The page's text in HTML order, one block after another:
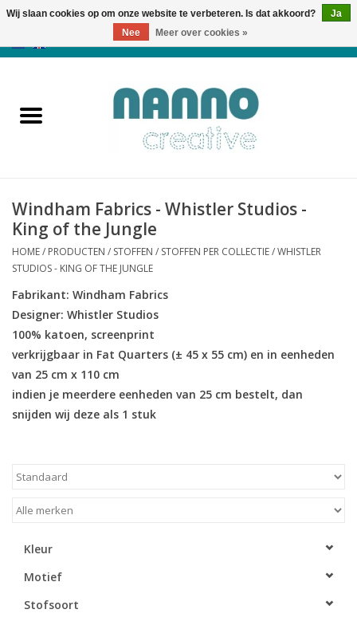
Producten
Nieuws
Herfst & Halloween
Koopjeshoek
Cadeaubonnen
Merken
Windham Fabrics - Whistler Studios -
King of the Jungle
HOME/ PRODUCTEN / STOFFEN / STOFFEN PER COLLECTIE/WHISTLER
STUDIOS - KING OF THE JUNGLE
Fabrikant: Windham Fabrics
Designer: Whistler Studios
100% katoen, screenprint
verkrijgbaar in Fat Quarters (± 45 x 55 cm) en in eenheden
van 25 cm x 110 cm
indien je meerdere eenheden van 25 cm bestelt, dan
snijden wij deze als 1 stuk
Kleur
Motief
Stofsoort
Wij slaan cookies op om onze website te verbeteren. Is dat akkoord?
Ja
Nee
Meer over cookies »